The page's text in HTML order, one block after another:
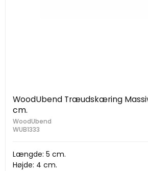
WoodUbend Træudskæring
cm.
WoodUbend
WUB1333
Længde: 5 cm.
Højde: 4 cm.